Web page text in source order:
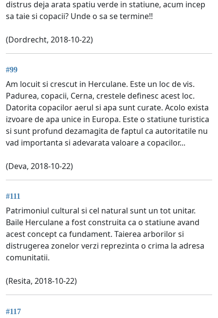
distrus deja arata spatiu verde in statiune, acum incep
sa taie si copacii? Unde o sa se termine!!
(Dordrecht, 2018-10-22)
#99
Am locuit si crescut in Herculane. Este un loc de vis.
Padurea, copacii, Cerna, crestele definesc acest loc.
Datorita copacilor aerul si apa sunt curate. Acolo exista
izvoare de apa unice in Europa. Este o statiune turistica
si sunt profund dezamagita de faptul ca autoritatile nu
vad importanta si adevarata valoare a copacilor...
(Deva, 2018-10-22)
#111
Patrimoniul cultural si cel natural sunt un tot unitar.
Baile Herculane a fost construita ca o statiune avand
acest concept ca fundament. Taierea arborilor si
distrugerea zonelor verzi reprezinta o crima la adresa
comunitatii.
(Resita, 2018-10-22)
#117